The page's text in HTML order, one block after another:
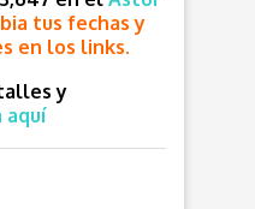
tus fechas y
en los links.
y
aquí